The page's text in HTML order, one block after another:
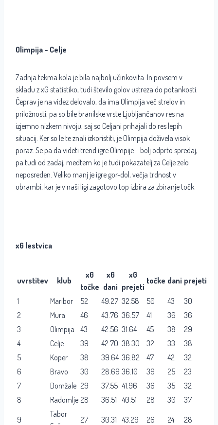
Olimpija – Celje
Zadnja tekma kola je bila najbolj učinkovita. In povsem v
skladu z xG statistiko, tudi število golov ustreza do potankosti.
Čeprav je na videz delovalo, da ima Olimpija več strelov in
priložnosti, pa so bile branilske vrste Ljubljančanov res na
izjemno nizkem nivoju, saj so Celjani prihajali do res lepih
situacij. Ker so le te znali izkoristiti, je Olimpija doživela visok
poraz. Se pa da videti trend igre Olimpije – bolj odprto spredaj,
pa tudi od zadaj, medtem ko je tudi pokazatelj za Celje zelo
neposreden. Veliko manj je igre gor-dol, večja trdnost v
obrambi, kar je v naši ligi zagotovo top izbira za zbiranje točk.
xG lestvica
uvrstitev klub
xG
točke
xG
dani
xG
prejeti
točke dani prejeti
1 Maribor 52 49.27 32.58 50 43
30
2
Mura 46 43.76 36.57 41 36
36
3
Olimpija 43 42.56 31.64 45 38
29
4
Celje 39 42.70 38.30 32 33
38
5
Koper 38 39.64 36.82 47 42
32
6
Bravo 30 28.69 36.10 39 25
23
7
Domžale 29 37.55 41.96 36 35
32
8
Radomlje 28 36.51 40.51 28 30 37
9
Tabor
27 30.31 43.29 26 24 28